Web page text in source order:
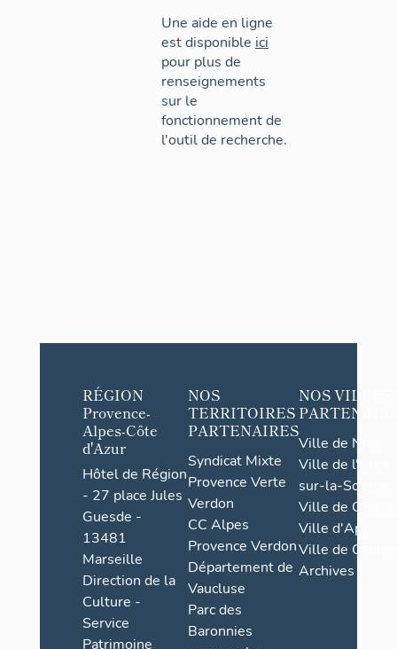
Une aide en ligne
est disponible ici
pour plus de
renseignements
sur le
fonctionnement de
l'outil de recherche.
RÉGION
Provence-
Alpes-Côte
d'Azur
Hôtel de Région
- 27 place Jules
Guesde -
13481
Marseille
Direction de la
Culture -
Service
Patrimoine
NOS
TERRITOIRES
PARTENAIRES
Syndicat Mixte
Provence Verte
Verdon
CC Alpes
Provence Verdon
Département de
Vaucluse
Parc des
Baronnies
NOS VILLES
Ville de Nice
Ville de l'Isle-
sur-la-Sorgue
Ville de Grasse
Ville d'Apt
Ville de
Archives